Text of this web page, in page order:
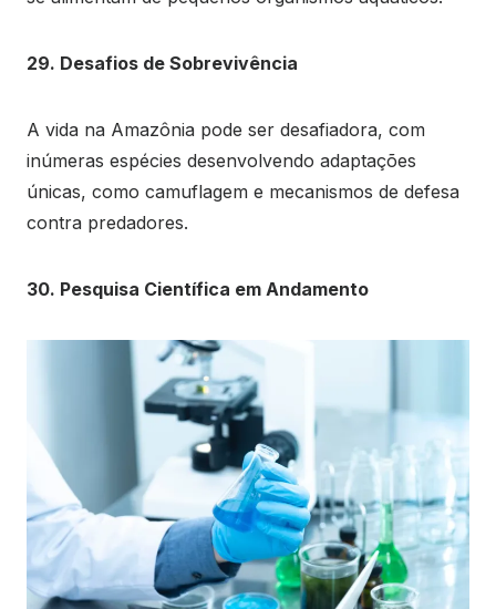
29. Desafios de Sobrevivência
A vida na Amazônia pode ser desafiadora, com
inúmeras espécies desenvolvendo adaptações
únicas, como camuflagem e mecanismos de defesa
contra predadores.
30. Pesquisa Científica em Andamento